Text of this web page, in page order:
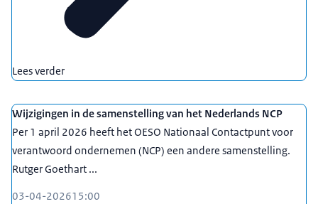
Lees verder
Wijzigingen in de samenstelling van het Nederlands NCP
Per 1 april 2026 heeft het OESO Nationaal Contactpunt voor
verantwoord ondernemen (NCP) een andere samenstelling.
Rutger Goethart ...
03-04-202615:00